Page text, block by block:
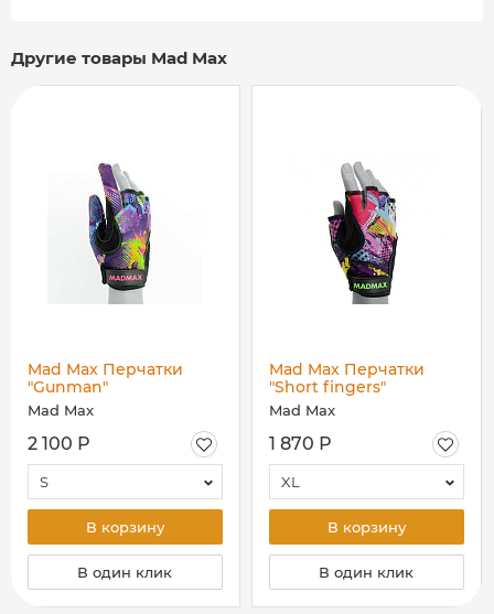
Другие товары Mad Max
Mad Max Перчатки
"Gunman"
GWC003\COLOR
Mad Max
2 100 Р
S
В корзину
В один клик
Mad Max Перчатки
"Short fingers"
GWC002\COLOR
Mad Max
1 870 Р
XL
В корзину
В один клик